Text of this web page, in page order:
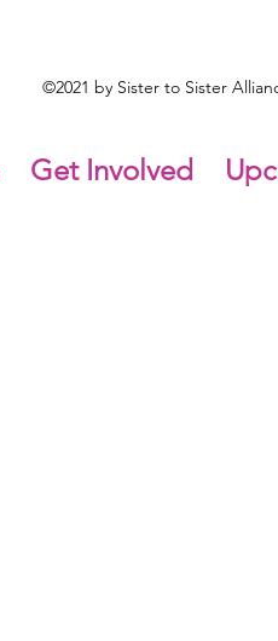
©2021 by Sister to Sister
Get Involved